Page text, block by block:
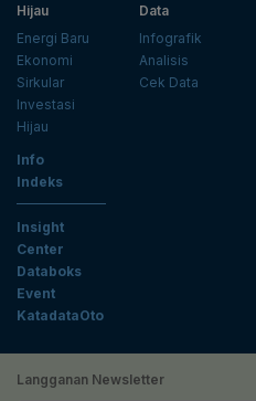
Hijau
Energi Baru
Ekonomi
Sirkular
Investasi
Hijau
Data
Infografik
Analisis
Cek Data
Info
Indeks
Insight
Center
Databoks
Event
KatadataOto
Langganan Newsletter